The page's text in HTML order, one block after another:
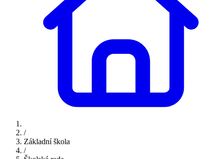
/
Základní škola
/